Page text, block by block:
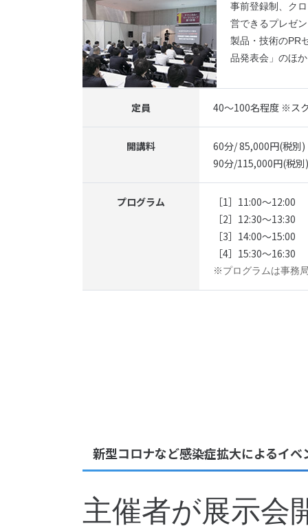
事前登録制、ク
営できるプレゼ
製品・技術のPR
品発表会」のほ
定員 40～100名程度 ※ス
開講料
60分/ 85,000円(税別)
90分/115,000円(税別)
プログラム
［1］11:00～12:00
［2］12:30～13:30
［3］14:00～15:00
［4］15:30～16:30
※プログラムは事務
新型コロナなど感染症拡大によるイ
主催者が展示会